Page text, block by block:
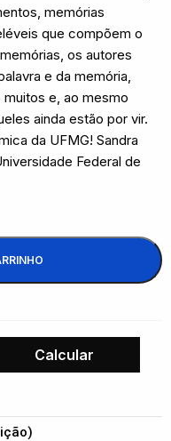
memórias
que compõem o
os autores
e da memória,
e, ao mesmo
ainda estão por vir.
da UFMG! Sandra
Federal de